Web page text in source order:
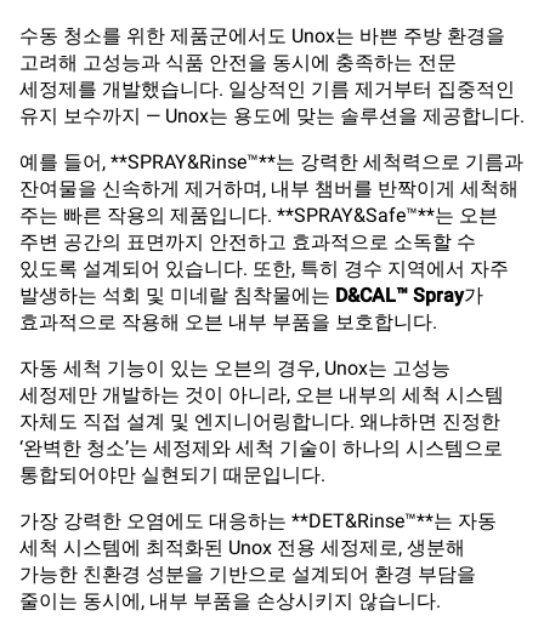
수동 청소를 위한 제품군에서도 Unox는 바쁜 주방 환경을
고려해 고성능과 식품 안전을 동시에 충족하는 전문
세정제를 개발했습니다. 일상적인 기름 제거부터 집중적인
유지 보수까지 — Unox는 용도에 맞는 솔루션을 제공합니다.
예를 들어, **SPRAY&Rinse™**는 강력한 세척력으로 기름과
잔여물을 신속하게 제거하며, 내부 챔버를 반짝이게 세척해
주는 빠른 작용의 제품입니다. **SPRAY&Safe™**는 오븐
주변 공간의 표면까지 안전하고 효과적으로 소독할 수
있도록 설계되어 있습니다. 또한, 특히 경수 지역에서 자주
발생하는 석회 및 미네랄 침착물에는 D&CAL™ Spray가
효과적으로 작용해 오븐 내부 부품을 보호합니다.
자동 세척 기능이 있는 오븐의 경우, Unox는 고성능
세정제만 개발하는 것이 아니라, 오븐 내부의 세척 시스템
자체도 직접 설계 및 엔지니어링합니다. 왜냐하면 진정한
‘완벽한 청소’는 세정제와 세척 기술이 하나의 시스템으로
통합되어야만 실현되기 때문입니다.
가장 강력한 오염에도 대응하는 **DET&Rinse™**는 자동
세척 시스템에 최적화된 Unox 전용 세정제로, 생분해
가능한 친환경 성분을 기반으로 설계되어 환경 부담을
줄이는 동시에, 내부 부품을 손상시키지 않습니다.